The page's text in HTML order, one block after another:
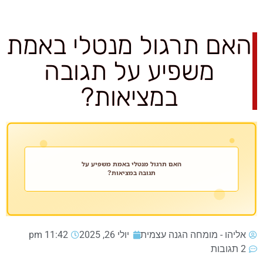
האם תרגול מנטלי באמת
משפיע על תגובה
במציאות?
אליהו - מומחה הגנה עצמית יולי 26, 2025
11:42 pm
2 תגובות